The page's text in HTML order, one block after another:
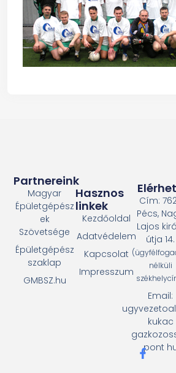
Cím:
Pécs,
Lajos
útja 14.
nélküli
Email:
kukac
pont
Hasznos
linkek
Kezdőoldal
Adatvédelem
Kapcsolat
Impresszum
Partnereink
Magyar
Épületgépész
ek
Szövetsége
Épületgépész
szaklap
GMBSZ.hu